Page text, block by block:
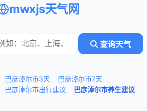
mwxjs天气网
查询天气
巴彦淖尔市3天
巴彦淖尔市7天
巴彦淖尔市出行建议
巴彦淖尔市养生建议